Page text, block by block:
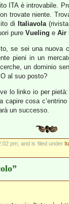
ITA è introvabile.
trovate niente.
di
Italiavola(rivista
pure Vueling e Air
se sei una nuova
pieni in un
un dominio
al suo posto?
lo linko io per
capire cosa
un successo.
pm, and is filed under